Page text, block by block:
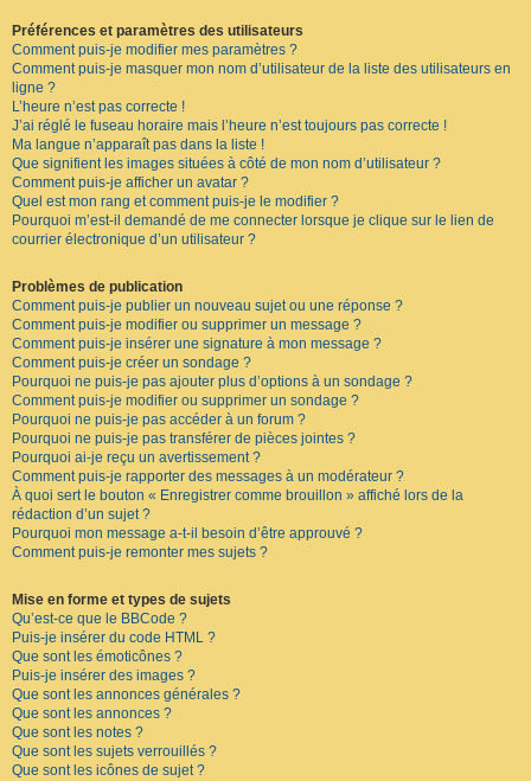
Préférences et paramètres des utilisateurs
Comment puis-je modifier mes paramètres ?
Comment puis-je masquer mon nom d’utilisateur de la liste des utilisateurs en
ligne ?
L’heure n’est pas correcte !
J’ai réglé le fuseau horaire mais l’heure n’est toujours pas correcte !
Ma langue n’apparaît pas dans la liste !
Que signifient les images situées à côté de mon nom d’utilisateur ?
Comment puis-je afficher un avatar ?
Quel est mon rang et comment puis-je le modifier ?
Pourquoi m’est-il demandé de me connecter lorsque je clique sur le lien de
courrier électronique d’un utilisateur ?
Problèmes de publication
Comment puis-je publier un nouveau sujet ou une réponse ?
Comment puis-je modifier ou supprimer un message ?
Comment puis-je insérer une signature à mon message ?
Comment puis-je créer un sondage ?
Pourquoi ne puis-je pas ajouter plus d’options à un sondage ?
Comment puis-je modifier ou supprimer un sondage ?
Pourquoi ne puis-je pas accéder à un forum ?
Pourquoi ne puis-je pas transférer de pièces jointes ?
Pourquoi ai-je reçu un avertissement ?
Comment puis-je rapporter des messages à un modérateur ?
À quoi sert le bouton « Enregistrer comme brouillon » affiché lors de la
rédaction d’un sujet ?
Pourquoi mon message a-t-il besoin d’être approuvé ?
Comment puis-je remonter mes sujets ?
Mise en forme et types de sujets
Qu’est-ce que le BBCode ?
Puis-je insérer du code HTML ?
Que sont les émoticônes ?
Puis-je insérer des images ?
Que sont les annonces générales ?
Que sont les annonces ?
Que sont les notes ?
Que sont les sujets verrouillés ?
Que sont les icônes de sujet ?